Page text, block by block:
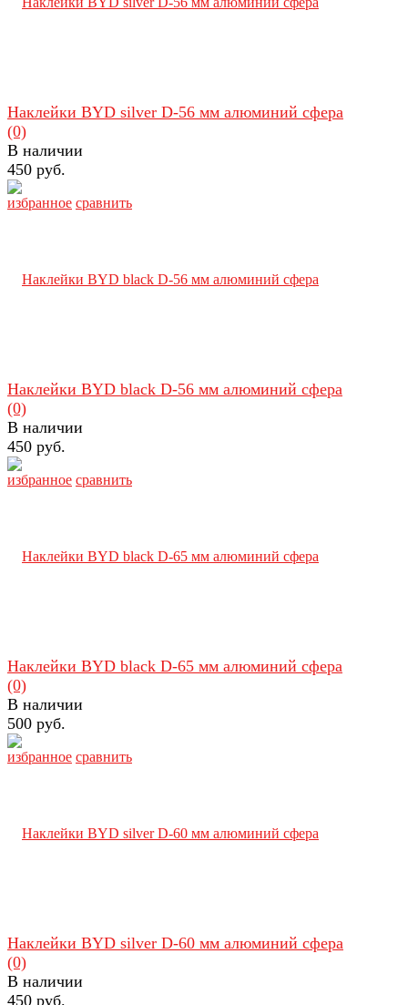
избранное сравнить
Наклейки BYD silver D-56 мм алюминий сфера
(0)
В наличии
450 руб.
избранное сравнить
Наклейки BYD black D-56 мм алюминий сфера
(0)
В наличии
450 руб.
избранное сравнить
Наклейки BYD black D-65 мм алюминий сфера
(0)
В наличии
500 руб.
Наклейки BYD silver D-60 мм алюминий сфера
(0)
В наличии
450 руб.